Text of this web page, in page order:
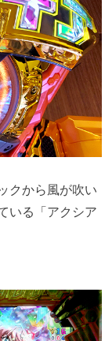
クから風が吹い
いる「アクシア